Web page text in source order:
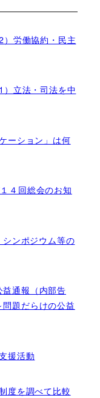
労働協約・民主
立法・司法を中
ーション」は何
４回総会のお知
ンポジウム等の
通報（内部告
題だらけの公益
援活動
度を調べて比較